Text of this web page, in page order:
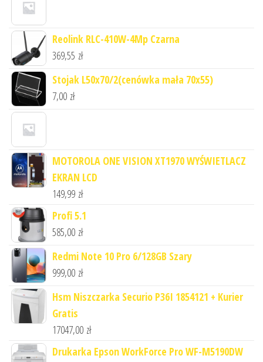
Reolink RLC-410W-4Mp Czarna
369,55 zł
Stojak L50x70/2(cenówka mała 70x55)
7,00 zł
MOTOROLA ONE VISION XT1970 WYŚWIETLACZ
EKRAN LCD
149,99 zł
Profi 5.1
585,00 zł
Redmi Note 10 Pro 6/128GB Szary
999,00 zł
Hsm Niszczarka Securio P36I 1854121 + Kurier
Gratis
17047,00 zł
Drukarka Epson WorkForce Pro WF-M5190DW